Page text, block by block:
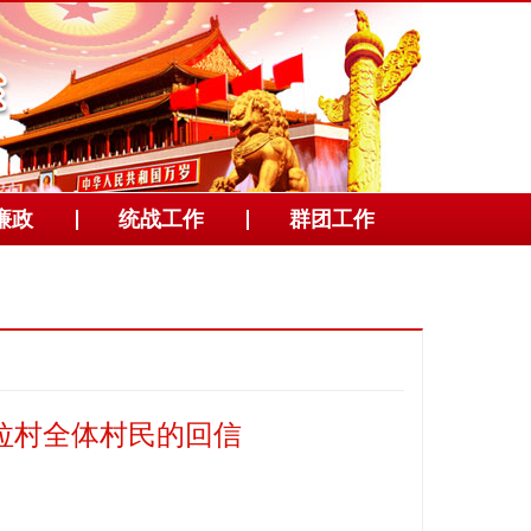
政 统战工作 群团工作
村全体村民的回信